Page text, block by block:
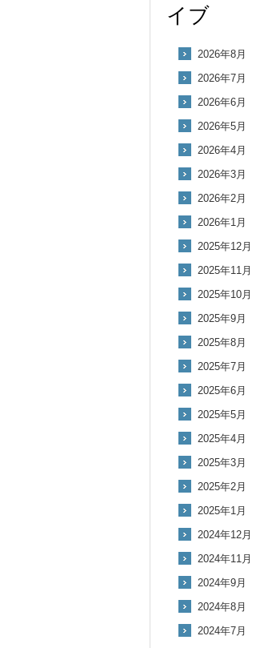
イブ
2026年8月
2026年7月
2026年6月
2026年5月
2026年4月
2026年3月
2026年2月
2026年1月
2025年12月
2025年11月
2025年10月
2025年9月
2025年8月
2025年7月
2025年6月
2025年5月
2025年4月
2025年3月
2025年2月
2025年1月
2024年12月
2024年11月
2024年9月
2024年8月
2024年7月